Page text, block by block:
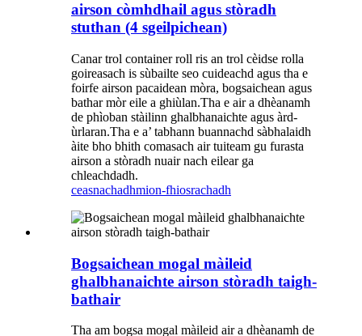
airson còmhdhail agus stòradh
stuthan (4 sgeilpichean)
Canar trol container roll ris an trol cèidse rolla
goireasach is sùbailte seo cuideachd agus tha e
foirfe airson pacaidean mòra, bogsaichean agus
bathar mòr eile a ghiùlan.Tha e air a dhèanamh
de phìoban stàilinn ghalbhanaichte agus àrd-
ùrlaran.Tha e a’ tabhann buannachd sàbhalaidh
àite bho bhith comasach air tuiteam gu furasta
airson a stòradh nuair nach eilear ga
chleachdadh.
ceasnachadhmion-fhiosrachadh
Bogsaichean mogal màileid
ghalbhanaichte airson stòradh taigh-
bathair
Tha am bogsa mogal màileid air a dhèanamh de